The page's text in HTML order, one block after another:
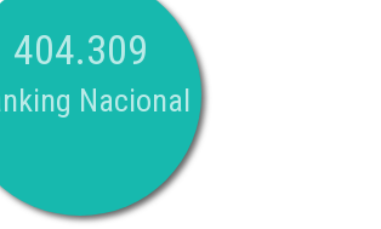
404.309
Nacional